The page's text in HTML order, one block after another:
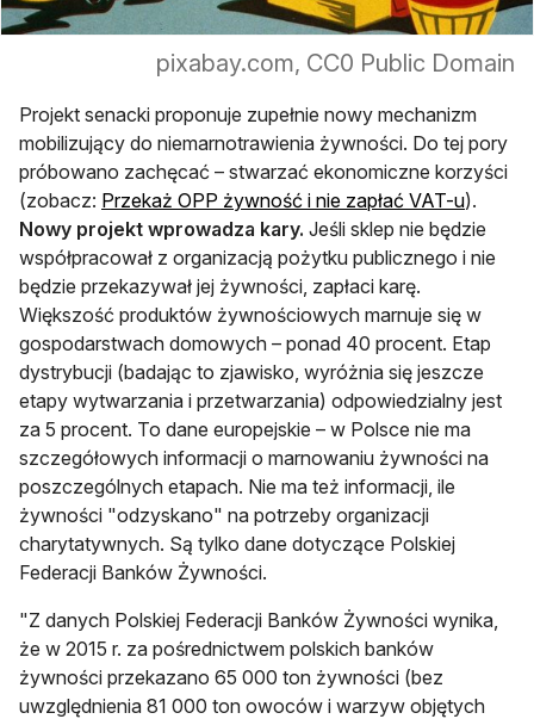
pixabay.com, CC0 Public Domain
Projekt senacki proponuje zupełnie nowy mechanizm
mobilizujący do niemarnotrawienia żywności. Do tej pory
próbowano zachęcać – stwarzać ekonomiczne korzyści
(zobacz: Przekaż OPP żywność i nie zapłać VAT-uotwiera
).
Nowy projekt wprowadza kary. Jeśli sklep nie będzie
współpracował z organizacją pożytku publicznego i nie
będzie przekazywał jej żywności, zapłaci karę.
Większość produktów żywnościowych marnuje się w
gospodarstwach domowych – ponad 40 procent. Etap
dystrybucji (badając to zjawisko, wyróżnia się jeszcze
etapy wytwarzania i przetwarzania) odpowiedzialny jest
za 5 procent. To dane europejskie – w Polsce nie ma
szczegółowych informacji o marnowaniu żywności na
poszczególnych etapach. Nie ma też informacji, ile
żywności "odzyskano" na potrzeby organizacji
charytatywnych. Są tylko dane dotyczące Polskiej
Federacji Banków Żywności.
"Z danych Polskiej Federacji Banków Żywności wynika,
że w 2015 r. za pośrednictwem polskich banków
żywności przekazano 65 000 ton żywności (bez
uwzględnienia 81 000 ton owoców i warzyw objętych